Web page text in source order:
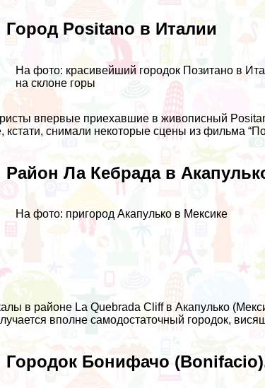
Город Positano в Италии
На фото: красивейший городок Позитано в
на склоне горы
впервые приехавшие в живописный
кстати, снимали некоторые сцены из фильма
Район Ла Кебрада в
На фото: пригород Акапулько в Мексике
в районе La Quebrada Cliff в Акапулько
вполне самодостаточный городок,
Городок Бонифачо